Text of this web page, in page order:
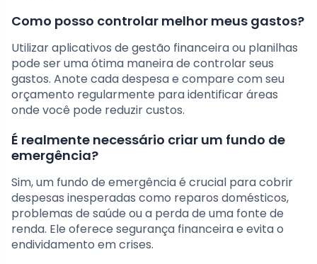
Como posso controlar melhor meus gastos?
Utilizar aplicativos de gestão financeira ou planilhas
pode ser uma ótima maneira de controlar seus
gastos. Anote cada despesa e compare com seu
orçamento regularmente para identificar áreas
onde você pode reduzir custos.
É realmente necessário criar um fundo de
emergência?
Sim, um fundo de emergência é crucial para cobrir
despesas inesperadas como reparos domésticos,
problemas de saúde ou a perda de uma fonte de
renda. Ele oferece segurança financeira e evita o
endividamento em crises.